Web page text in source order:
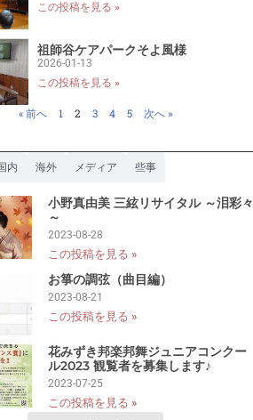
この投稿を見る »
祖師谷ケアパークそよ風様
2026-01-13
この投稿を見る »
« 前へ 1 2 3 4 5 次へ »
内 海外 メディア 些事
小野真由美 三絃リサイタル ～泪彩々
～
2023-08-28
この投稿を見る »
お箏の調弦（曲目編）
2023-08-21
この投稿を見る »
花みずき邦楽邦舞ジュニアコンクー
ル2023 観覧者を募集します♪
2023-07-25
この投稿を見る »